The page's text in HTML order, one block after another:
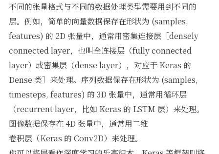
不同的张量格式与不同的数据处理类型需要用到不同的
层。例如，简单的向量数据保存在形状为 (samples,
features) 的 2D 张量中，通常用密集连接层［densely
connected layer，也叫全连接层（fully connected
layer）或密集层（dense layer），对应于 Keras 的
Dense 类］来处理。序列数据保存在形状为 (samples,
timesteps, features) 的 3D 张量中，通常用循环层
（recurrent layer，比如 Keras 的 LSTM 层）来处理。
图像数据保存在 4D 张量中，通常用二维
卷积层（Keras 的 Conv2D）来处理。